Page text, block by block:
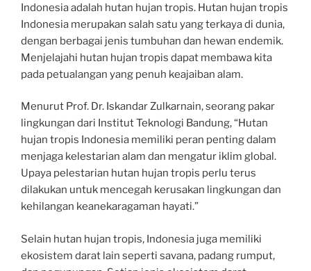
Indonesia adalah hutan hujan tropis. Hutan hujan tropis
Indonesia merupakan salah satu yang terkaya di dunia,
dengan berbagai jenis tumbuhan dan hewan endemik.
Menjelajahi hutan hujan tropis dapat membawa kita
pada petualangan yang penuh keajaiban alam.
Menurut Prof. Dr. Iskandar Zulkarnain, seorang pakar
lingkungan dari Institut Teknologi Bandung, “Hutan
hujan tropis Indonesia memiliki peran penting dalam
menjaga kelestarian alam dan mengatur iklim global.
Upaya pelestarian hutan hujan tropis perlu terus
dilakukan untuk mencegah kerusakan lingkungan dan
kehilangan keanekaragaman hayati.”
Selain hutan hujan tropis, Indonesia juga memiliki
ekosistem darat lain seperti savana, padang rumput,